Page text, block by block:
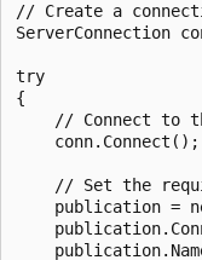
// Create a
ServerConnection
try
{
// Connect to
    conn.Connect();
// Set the
publication =